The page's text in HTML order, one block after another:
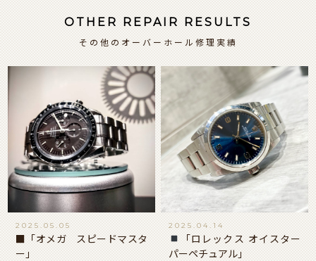
OTHER REPAIR RESULTS
その他のオーバーホール修理実績
2025.05.05
■「オメガ スピードマスタ
ー」
2025.04.14
「ロレックス オイスター
パーペチュアル」